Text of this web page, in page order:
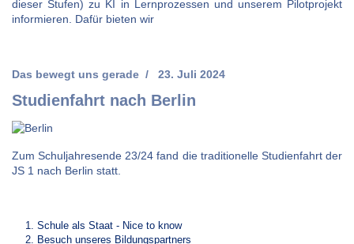
dieser Stufen) zu KI in Lernprozessen und unserem Pilotprojekt
informieren. Dafür bieten wir
Studienfahrt nach Berlin
Das bewegt uns gerade 23. Juli 2024
Zum Schuljahresende 23/24 fand die traditionelle Studienfahrt der
JS 1 nach Berlin statt.
Schule als Staat - Nice to know
Besuch unseres Bildungspartners